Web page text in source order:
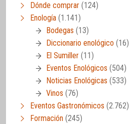
Dónde comprar (124)
Enología (1.141)
Bodegas (13)
Diccionario enológico (16)
El Sumiller (11)
Eventos Enológicos (504)
Noticias Enológicas (533)
Vinos (76)
Eventos Gastronómicos (2.762)
Formación (245)